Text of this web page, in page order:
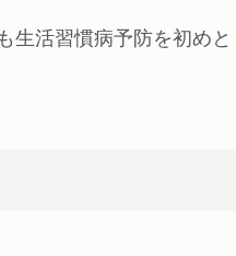
生活習慣病予防を初めと